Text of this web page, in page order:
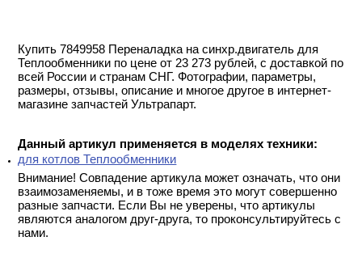
Купить 7849958 Переналадка на синхр.двигатель для
Теплообменники по цене от 23 273 рублей, с доставкой по
всей России и странам СНГ. Фотографии, параметры,
размеры, отзывы, описание и многое другое в интернет-
магазине запчастей Ультрапарт.
Данный артикул применяется в моделях техники:
для котлов Теплообменники
Внимание! Совпадение артикула может означать, что они
взаимозаменяемы, и в тоже время это могут совершенно
разные запчасти. Если Вы не уверены, что артикулы
являются аналогом друг-друга, то проконсультируйтесь с
нами.